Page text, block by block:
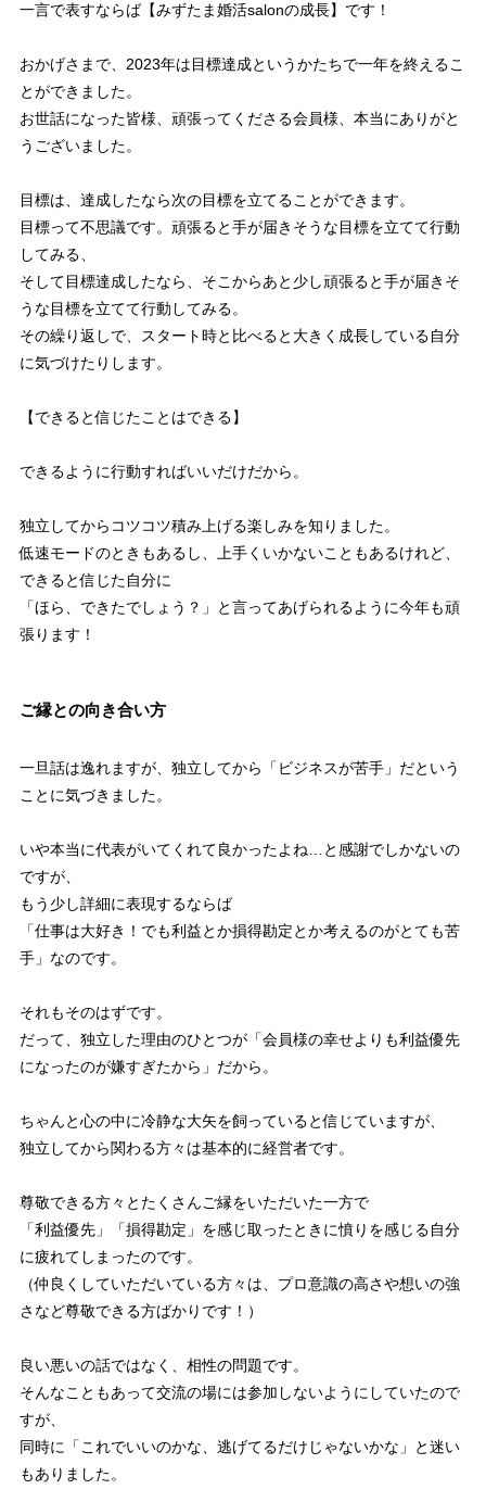
一言で表すならば【みずたま婚活salonの成長】です！
おかげさまで、2023年は目標達成というかたちで一年を終えるこ
とができました。
お世話になった皆様、頑張ってくださる会員様、本当にありがと
うございました。
目標は、達成したなら次の目標を立てることができます。
目標って不思議です。頑張ると手が届きそうな目標を立てて行動
してみる、
そして目標達成したなら、そこからあと少し頑張ると手が届きそ
うな目標を立てて行動してみる。
その繰り返しで、スタート時と比べると大きく成長している自分
に気づけたりします。
【できると信じたことはできる】
できるように行動すればいいだけだから。
独立してからコツコツ積み上げる楽しみを知りました。
低速モードのときもあるし、上手くいかないこともあるけれど、
できると信じた自分に
「ほら、できたでしょう？」と言ってあげられるように今年も頑
張ります！
ご縁との向き合い方
一旦話は逸れますが、独立してから「ビジネスが苦手」だという
ことに気づきました。
いや本当に代表がいてくれて良かったよね…と感謝でしかないの
ですが、
もう少し詳細に表現するならば
「仕事は大好き！でも利益とか損得勘定とか考えるのがとても苦
手」なのです。
それもそのはずです。
だって、独立した理由のひとつが「会員様の幸せよりも利益優先
になったのが嫌すぎたから」だから。
ちゃんと心の中に冷静な大矢を飼っていると信じていますが、
独立してから関わる方々は基本的に経営者です。
尊敬できる方々とたくさんご縁をいただいた一方で
「利益優先」「損得勘定」を感じ取ったときに憤りを感じる自分
に疲れてしまったのです。
（仲良くしていただいている方々は、プロ意識の高さや想いの強
さなど尊敬できる方ばかりです！）
良い悪いの話ではなく、相性の問題です。
そんなこともあって交流の場には参加しないようにしていたので
すが、
同時に「これでいいのかな、逃げてるだけじゃないかな」と迷い
もありました。